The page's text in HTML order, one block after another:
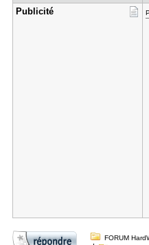
Publicité
FORUM